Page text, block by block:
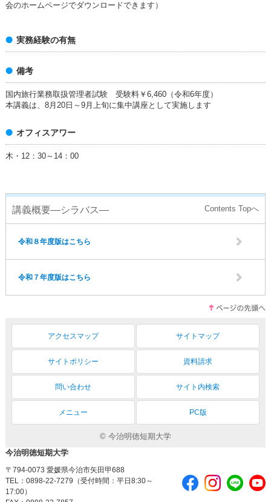
会のホームページでダウンロードできます）
実務経験の有無
備考
国内旅行業務取扱管理者試験 受験料￥6,460（令和6年度）
本講義は、8月20日～9月上旬に集中講座として実施します
オフィスアワー
木・12：30～14：00
講義概要―シラバス―
令和８年度版はこちら
令和７年度版はこちら
アクセスマップ サイトマップ
サイトポリシー 資料請求
問い合わせ サイト内検索
メニュー PC版
© 今治明徳短期大学
今治明徳短期大学
〒794-0073 愛媛県今治市矢田甲688
TEL：0898-22-7279（受付時間：平日8:30～
17:00）